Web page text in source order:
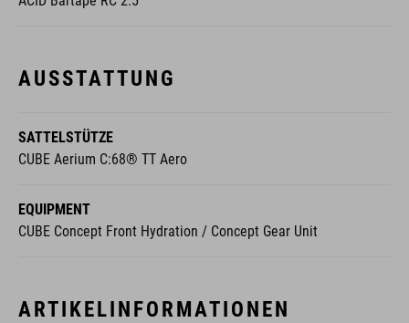
AUSSTATTUNG
SATTELSTÜTZE
CUBE Aerium C:68® TT Aero
EQUIPMENT
CUBE Concept Front Hydration / Concept Gear Unit
ARTIKELINFORMATIONEN